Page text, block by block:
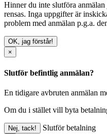
Hinner du inte slutföra
rensas. Inga uppgifter är
problem med anmälan p.g.a.
OK, jag förstår!
×
Slutför befintlig anmälan?
En tidigare avbruten anmälan
Om du i stället vill byta
Nej, tack! Slutför betalning